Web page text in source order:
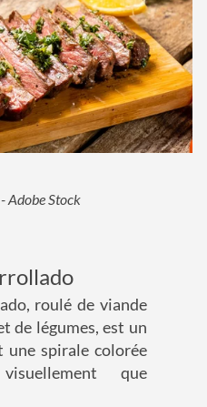
Adobe Stock
roulé de viande
de légumes, est un
spirale colorée
que